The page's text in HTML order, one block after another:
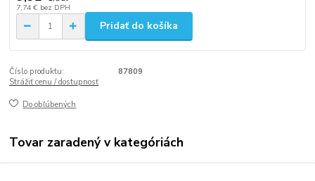
7,74 € bez DPH
Pridať do košíka
Číslo produktu:
87809
Strážiť cenu / dostupnosť
Do obľúbených
Tovar zaradený v kategóriách
Stolovanie